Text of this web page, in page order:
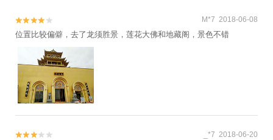

 M*7 2018-06-08
位置比较偏僻，去了龙须胜景，莲花大佛和地藏阁，景色不错

 _*7 2018-06-20